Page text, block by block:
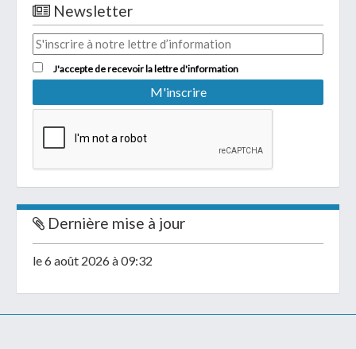
Newsletter
J'accepte de recevoir la lettre d'information
Dernière mise à jour
le 6 août 2026 à 09:32